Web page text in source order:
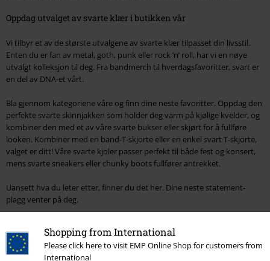
Shopping from International
Please click here to visit EMP Online Shop for customers from
International
Oppdag utvalget av svarte klær i butikken vår
Vi tilbyr et av de største utvalgene av svarte klær tilpasset din livsstil.
Enten du er fan av metal, goth, punk eller rock ’n’ roll, har vi en nøye
utvalgt kolleksjon til deg. Fra bandmerch til hverdagsfavoritter, svart er
en del av DNA-et vårt.
Bla gjennom kategoriene våre og finn dine neste favoritter. Oppdag den
perfekte svarte skinnjakken som holder deg varm på kjølige kvelder, og
kombiner den med et av våre svarte bukser eller skjørt for å fullføre
looken. Kombiner med en band-T-skjorte eller en enkel svart T-skjorte,
valget er ditt! Våre svarte kjoler passer perfekt til både fest og konsert,
mens svarte sneakers eller chunky boots fullfører antrekket.
Uansett hva du leter etter, finner du det her. Dine neste statement-
plagg venter på deg.
rabatt
Nyhetsbrev